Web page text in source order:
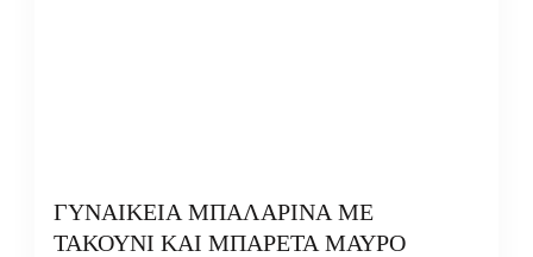
ΓΥΝΑΙΚΕΙΑ ΜΠΑΛΑΡΙΝΑ ΜΕ
ΤΑΚΟΥΝΙ ΚΑΙ ΜΠΑΡΕΤΑ ΜΑΥΡΟ